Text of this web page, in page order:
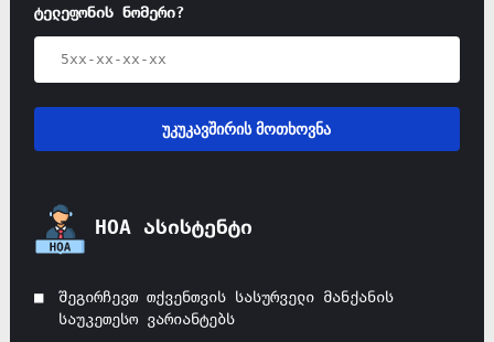
ტელეფონის ნომერი?
უკუკავშირის მოთხოვნა
HOA ასისტენტი
შეგირჩევთ თქვენთვის სასურველი მანქანის
საუკეთესო ვარიანტებს